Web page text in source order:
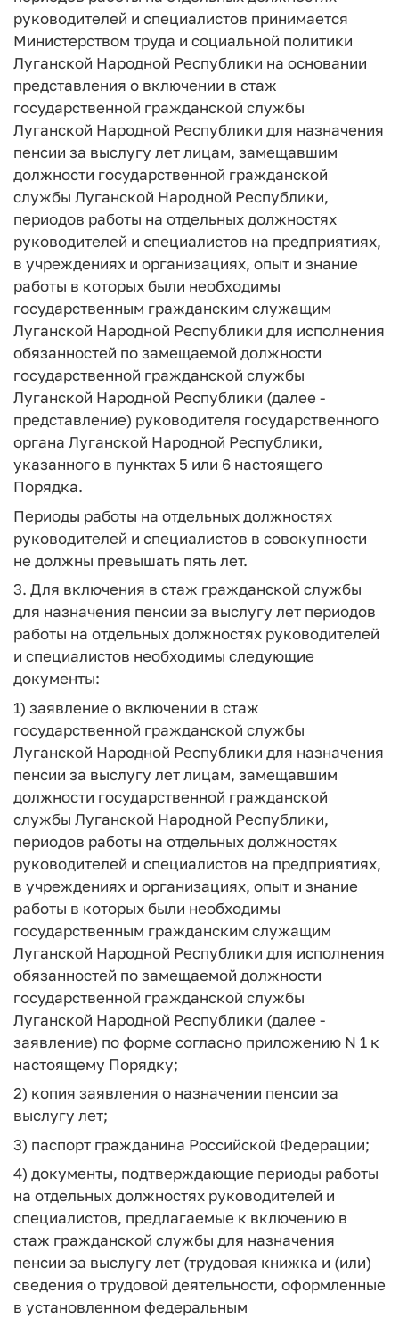
руководителей и специалистов принимается
Министерством труда и социальной политики
Луганской Народной Республики на основании
представления о включении в стаж
государственной гражданской службы
Луганской Народной Республики для назначения
пенсии за выслугу лет лицам, замещавшим
должности государственной гражданской
службы Луганской Народной Республики,
периодов работы на отдельных должностях
руководителей и специалистов на предприятиях,
в учреждениях и организациях, опыт и знание
работы в которых были необходимы
государственным гражданским служащим
Луганской Народной Республики для исполнения
обязанностей по замещаемой должности
государственной гражданской службы
Луганской Народной Республики (далее -
представление) руководителя государственного
органа Луганской Народной Республики,
указанного в пунктах 5 или 6 настоящего
Порядка.
Периоды работы на отдельных должностях
руководителей и специалистов в совокупности
не должны превышать пять лет.
3. Для включения в стаж гражданской службы
для назначения пенсии за выслугу лет периодов
работы на отдельных должностях руководителей
и специалистов необходимы следующие
документы:
1) заявление о включении в стаж
государственной гражданской службы
Луганской Народной Республики для назначения
пенсии за выслугу лет лицам, замещавшим
должности государственной гражданской
службы Луганской Народной Республики,
периодов работы на отдельных должностях
руководителей и специалистов на предприятиях,
в учреждениях и организациях, опыт и знание
работы в которых были необходимы
государственным гражданским служащим
Луганской Народной Республики для исполнения
обязанностей по замещаемой должности
государственной гражданской службы
Луганской Народной Республики (далее -
заявление) по форме согласно приложению N 1 к
настоящему Порядку;
2) копия заявления о назначении пенсии за
выслугу лет;
3) паспорт гражданина Российской Федерации;
4) документы, подтверждающие периоды работы
на отдельных должностях руководителей и
специалистов, предлагаемые к включению в
стаж гражданской службы для назначения
пенсии за выслугу лет (трудовая книжка и (или)
сведения о трудовой деятельности, оформленные
в установленном федеральным